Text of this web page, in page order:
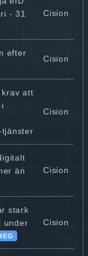
- 31
Cision
efter
Cision
krav att
i
Cision
än
Cision
stark
under
Cision